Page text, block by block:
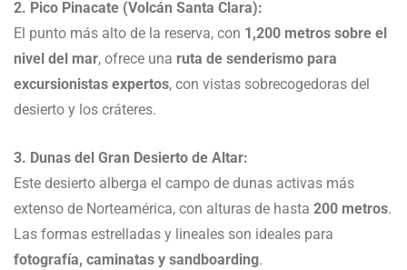
2. Pico Pinacate (Volcán Santa Clara):
El punto más alto de la reserva, con 1,200 metros sobre el
nivel del mar, ofrece una ruta de senderismo para
excursionistas expertos, con vistas sobrecogedoras del
desierto y los cráteres.
3. Dunas del Gran Desierto de Altar:
Este desierto alberga el campo de dunas activas más
extenso de Norteamérica, con alturas de hasta 200 metros.
Las formas estrelladas y lineales son ideales para
fotografía, caminatas y sandboarding.